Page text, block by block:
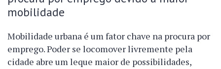
mobilidade
Mobilidade urbana é um fator chave na procura por
emprego. Poder se locomover livremente pela
cidade abre um leque maior de possibilidades,